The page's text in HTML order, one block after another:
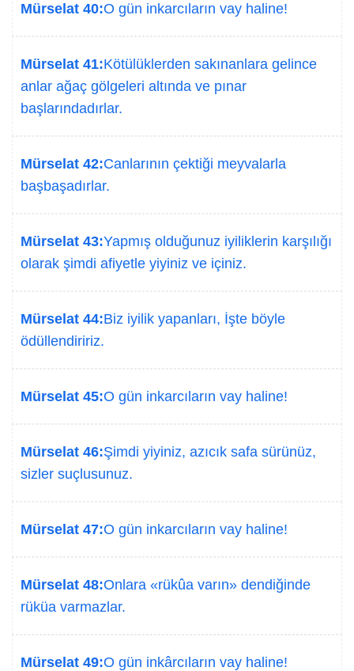
Mürselat 40:O gün inkarcıların vay haline!
Mürselat 41:Kötülüklerden sakınanlara gelince
anlar ağaç gölgeleri altında ve pınar
başlarındadırlar.
Mürselat 42:Canlarının çektiği meyvalarla
başbaşadırlar.
Mürselat 43:Yapmış olduğunuz iyiliklerin karşılığı
olarak şimdi afiyetle yiyiniz ve içiniz.
Mürselat 44:Biz iyilik yapanları, İşte böyle
ödüllendiririz.
Mürselat 45:O gün inkarcıların vay haline!
Mürselat 46:Şimdi yiyiniz, azıcık safa sürünüz,
sizler suçlusunuz.
Mürselat 47:O gün inkarcıların vay haline!
Mürselat 48:Onlara «rükûa varın» dendiğinde
rüküa varmazlar.
Mürselat 49:O gün inkârcıların vay haline!